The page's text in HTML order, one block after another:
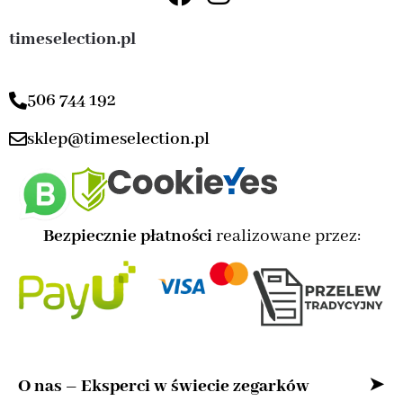
timeselection.pl
506 744 192
sklep@timeselection.pl
Bezpiecznie płatnościrealizowane przez:
O nas – Eksperci w świecie zegarków